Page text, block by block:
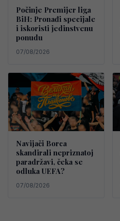
Počinje Premijer liga
BiH: Pronađi specijale
i iskoristi jedinstvenu
ponudu
07/08/2026
Navijači Borca
skandirali nepriznatoj
paradržavi, čeka se
odluka UEFA?
07/08/2026